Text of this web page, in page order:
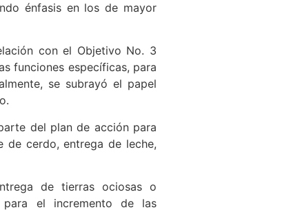
énfasis en los de mayor
con el Objetivo No. 3
funciones específicas, para
se subrayó el papel
del plan de acción para
de cerdo, entrega de leche,
de tierras ociosas o
para el incremento de las